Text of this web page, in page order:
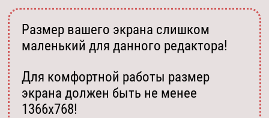
Размер вашего экрана слишком
маленький для данного редактора!
Для комфортной работы размер
экрана должен быть не менее
1366х768!